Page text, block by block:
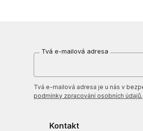
Tvá e-mailová adresa
Tvá e-mailová adresa je u nás v
podmínky zpracování osobních údajů.
Kontakt